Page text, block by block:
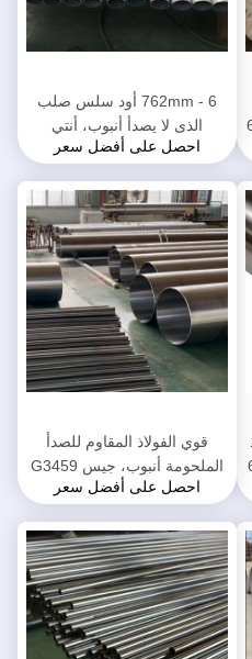
6 - 762mm أود سلس صلب
الذى لا يصدأ أنبوب، أنتي
كوروسيون سس ملحوم أنبوب
احصل على أفضل سعر
قوي الفولاذ المقاوم للصدأ
الملحومة أنبوب، جيس G3459
معيار كبير الفولاذ المقاوم للصدأ
احصل على أفضل سعر